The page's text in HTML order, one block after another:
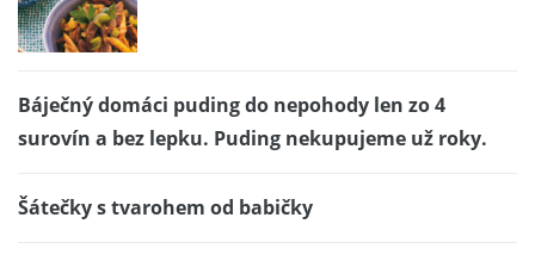
Báječný domáci puding do nepohody len zo 4
surovín a bez lepku. Puding nekupujeme už roky.
Šátečky s tvarohem od babičky